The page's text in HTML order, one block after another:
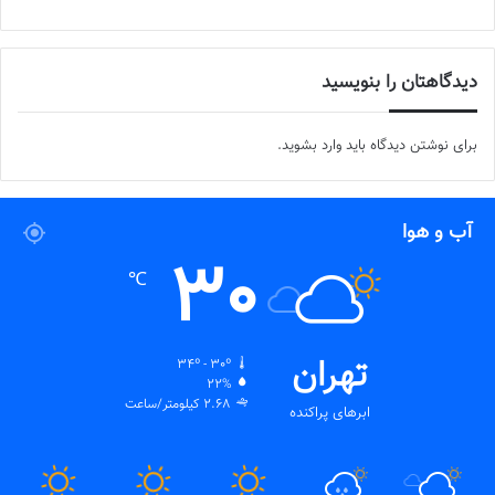
دیدگاهتان را بنویسید
برای نوشتن دیدگاه باید وارد بشوید.
آب و هوا
تهران
ابرهای پراکنده
30
℃
34º - 30º
22%
2.68 کیلومتر/ساعت